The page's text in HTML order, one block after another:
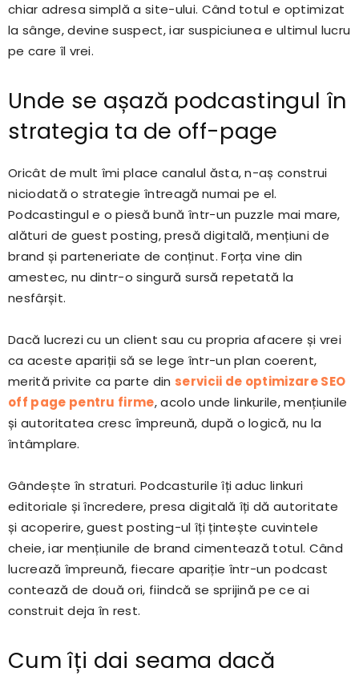
chiar adresa simplă a site-ului. Când totul e optimizat
la sânge, devine suspect, iar suspiciunea e ultimul lucru
pe care îl vrei.
Unde se așază podcastingul în
strategia ta de off-page
Oricât de mult îmi place canalul ăsta, n-aș construi
niciodată o strategie întreagă numai pe el.
Podcastingul e o piesă bună într-un puzzle mai mare,
alături de guest posting, presă digitală, mențiuni de
brand și parteneriate de conținut. Forța vine din
amestec, nu dintr-o singură sursă repetată la
nesfârșit.
Dacă lucrezi cu un client sau cu propria afacere și vrei
ca aceste apariții să se lege într-un plan coerent,
merită privite ca parte din servicii de optimizare SEO
off page pentru firme, acolo unde linkurile, mențiunile
și autoritatea cresc împreună, după o logică, nu la
întâmplare.
Gândește în straturi. Podcasturile îți aduc linkuri
editoriale și încredere, presa digitală îți dă autoritate
și acoperire, guest posting-ul îți țintește cuvintele
cheie, iar mențiunile de brand cimentează totul. Când
lucrează împreună, fiecare apariție într-un podcast
contează de două ori, fiindcă se sprijină pe ce ai
construit deja în rest.
Cum îți dai seama dacă